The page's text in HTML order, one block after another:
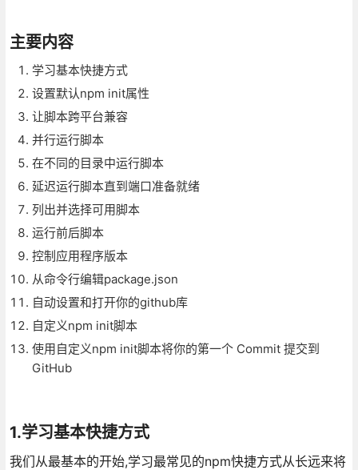
主要内容
学习基本快捷方式
设置默认npm init属性
让脚本跨平台兼容
并行运行脚本
在不同的目录中运行脚本
延迟运行脚本直到端口准备就绪
列出并选择可用脚本
运行前后脚本
控制应用程序版本
从命令行编辑package.json
自动设置和打开你的github库
自定义npm init脚本
使用自定义npm init脚本将你的第一个 Commit 提交到
GitHub
1.学习基本快捷方式
我们从最基本的开始,学习最常见的npm快捷方式从长远来将